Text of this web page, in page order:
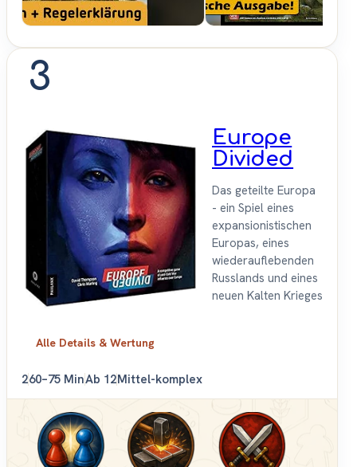
3
Europe
Divided
Das geteilte Europa
- ein Spiel eines
expansionistischen
Europas, eines
wiederauflebenden
Russlands und eines
neuen Kalten Krieges
Alle Details & Wertung
260–75 MinAb 12Mittel-komplex